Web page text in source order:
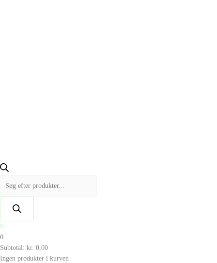
0
0
Subtotal: kr. 0,00
Ingen produkter i kurven